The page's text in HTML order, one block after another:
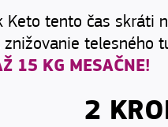
Keto tento čas skráti
telesného
15 KG MESAČNE!
2